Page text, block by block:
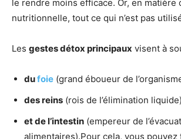
le rendre moins efficace. Or, en matière
nutritionnelle, tout ce qui n’est pas
Les gestes détox principaux visent à
dufoie (grand éboueur de
des reins (rois de l’élimination
et de l’intestin (empereur de
alimentaires).Pour cela, vous pouvez